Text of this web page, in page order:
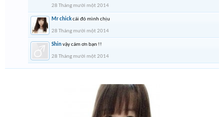
28 Tháng mười một 2014
Mr chickcái đó mình chịu
28 Tháng mười một 2014
Shinvậy cám ơn bạn !!
28 Tháng mười một 2014